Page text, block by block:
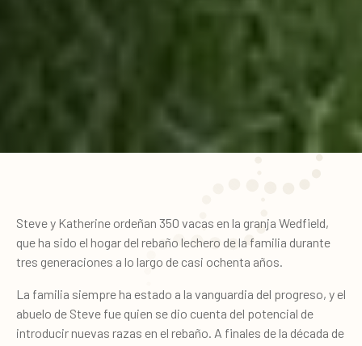
Steve y Katherine ordeñan 350 vacas en la granja Wedfield,
que ha sido el hogar del rebaño lechero de la familia durante
tres generaciones a lo largo de casi ochenta años.
La familia siempre ha estado a la vanguardia del progreso, y el
abuelo de Steve fue quien se dio cuenta del potencial de
introducir nuevas razas en el rebaño. A finales de la década de